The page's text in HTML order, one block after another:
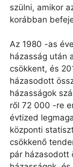
szülni, amikor
korábban
Az 1980 -as
házasság után
csökkent, és
házasodott
házasságok
ről 72 000 -re
évtized
központi
csökkenő
pár házasodott